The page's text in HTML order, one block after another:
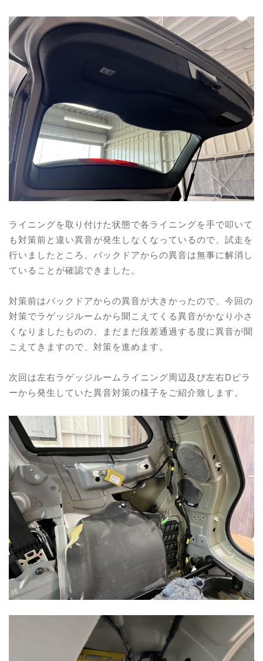
ライニングを取り付けた状態で各ライニングを手で叩いて
も対策前と違い異音が発生しなくなっているので、試走を
行いましたところ、バックドアからの異音は無事に解消し
ていることが確認できました。
対策前はバックドアからの異音が大きかったので、今回の
対策でラゲッジルームから聞こえてくる異音がかなり小さ
くなりましたものの、まだまだ段差通過する度に異音が聞
こえてきますので、対策を進めます。
次回は左右ラゲッジルームライニング周辺及び左右Dピラ
ーから発生していた異音対策の様子をご紹介致します。